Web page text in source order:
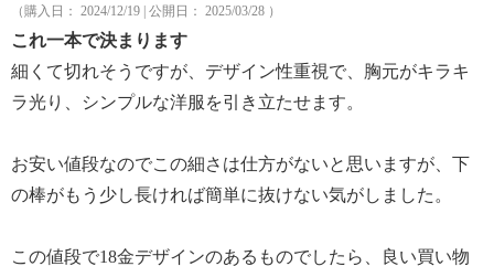
（購入日： 2024/12/19 | 公開日： 2025/03/28 ）
これ一本で決まります
細くて切れそうですが、デザイン性重視で、胸元がキラキ
ラ光り、シンプルな洋服を引き立たせます。
お安い値段なのでこの細さは仕方がないと思いますが、下
の棒がもう少し長ければ簡単に抜けない気がしました。
この値段で18金デザインのあるものでしたら、良い買い物